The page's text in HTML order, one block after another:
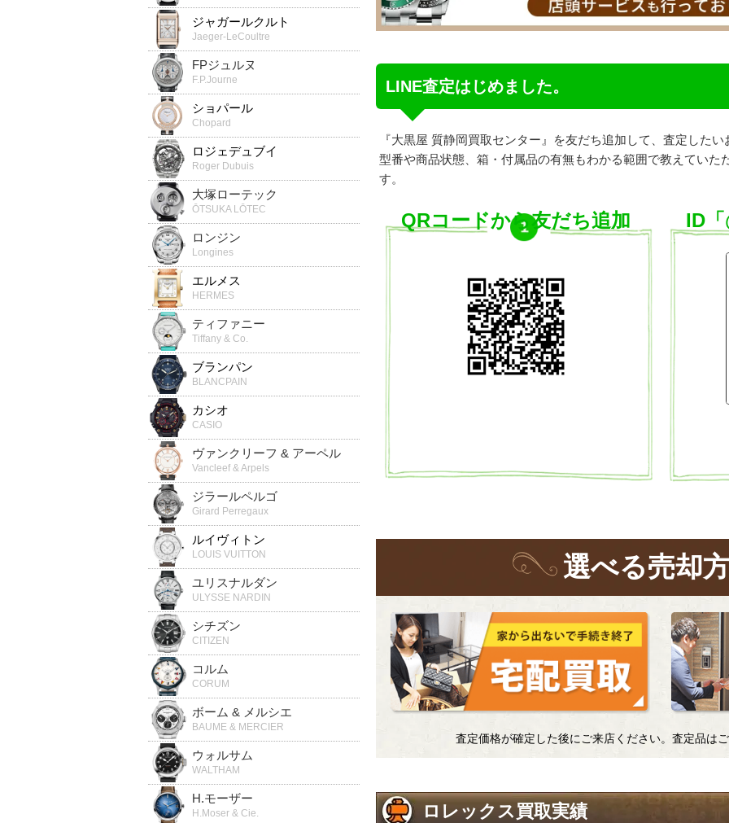
LINE査定はじめました。
『大黒屋 質静岡買取センター』を友だち追加して、査定した
型番や商品状態、箱・付属品の有無もわかる範囲で教えていた
す。
QRコードから友だち追加 ID
選べる売却
査定価格が確定した後にご来店ください。査定品は
ロレックス買取実績
ジャガールクルト
Jaeger-LeCoultre
FPジュルヌ
F.P.Journe
ショパール
Chopard
ロジェデュブイ
Roger Dubuis
大塚ローテック
ŌTSUKA LŌTEC
ロンジン
Longines
エルメス
HERMES
ティファニー
Tiffany & Co.
ブランパン
BLANCPAIN
カシオ
CASIO
ヴァンクリーフ & アーペル
Vancleef & Arpels
ジラールペルゴ
Girard Perregaux
ルイヴィトン
LOUIS VUITTON
ユリスナルダン
ULYSSE NARDIN
シチズン
CITIZEN
コルム
CORUM
ボーム & メルシエ
BAUME & MERCIER
ウォルサム
WALTHAM
H.モーザー
H.Moser & Cie.